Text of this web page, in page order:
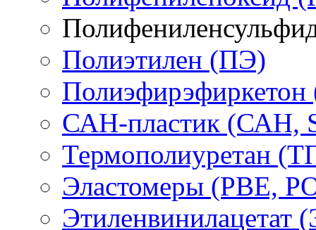
Полиэтилен (ПЭ)
САН-пластик (САН,
Термополиуретан
Эластомеры (PBE,
Этиленвинилацетат